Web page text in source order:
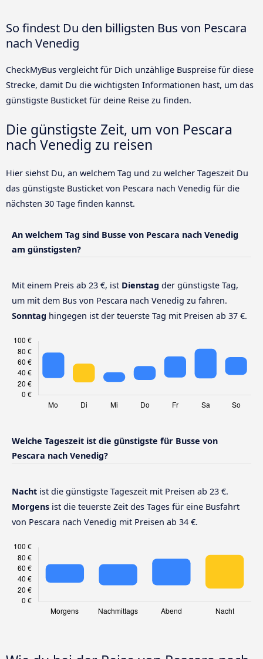
So findest Du den billigsten Bus von Pescara
nach Venedig
CheckMyBus vergleicht für Dich unzählige Buspreise für diese
Strecke, damit Du die wichtigsten Informationen hast, um das
günstigste Busticket für deine Reise zu finden.
Die günstigste Zeit, um von Pescara
nach Venedig zu reisen
Hier siehst Du, an welchem Tag und zu welcher Tageszeit Du
das günstigste Busticket von Pescara nach Venedig für die
nächsten 30 Tage finden kannst.
An welchem Tag sind Busse von Pescara nach Venedig
am günstigsten?
Mit einem Preis ab 23 €, ist Dienstag der günstigste Tag,
um mit dem Bus von Pescara nach Venedig zu fahren.
Sonntag hingegen ist der teuerste Tag mit Preisen ab 37 €.
Welche Tageszeit ist die günstigste für Busse von
Pescara nach Venedig?
Nacht ist die günstigste Tageszeit mit Preisen ab 23 €.
Morgens ist die teuerste Zeit des Tages für eine Busfahrt
von Pescara nach Venedig mit Preisen ab 34 €.